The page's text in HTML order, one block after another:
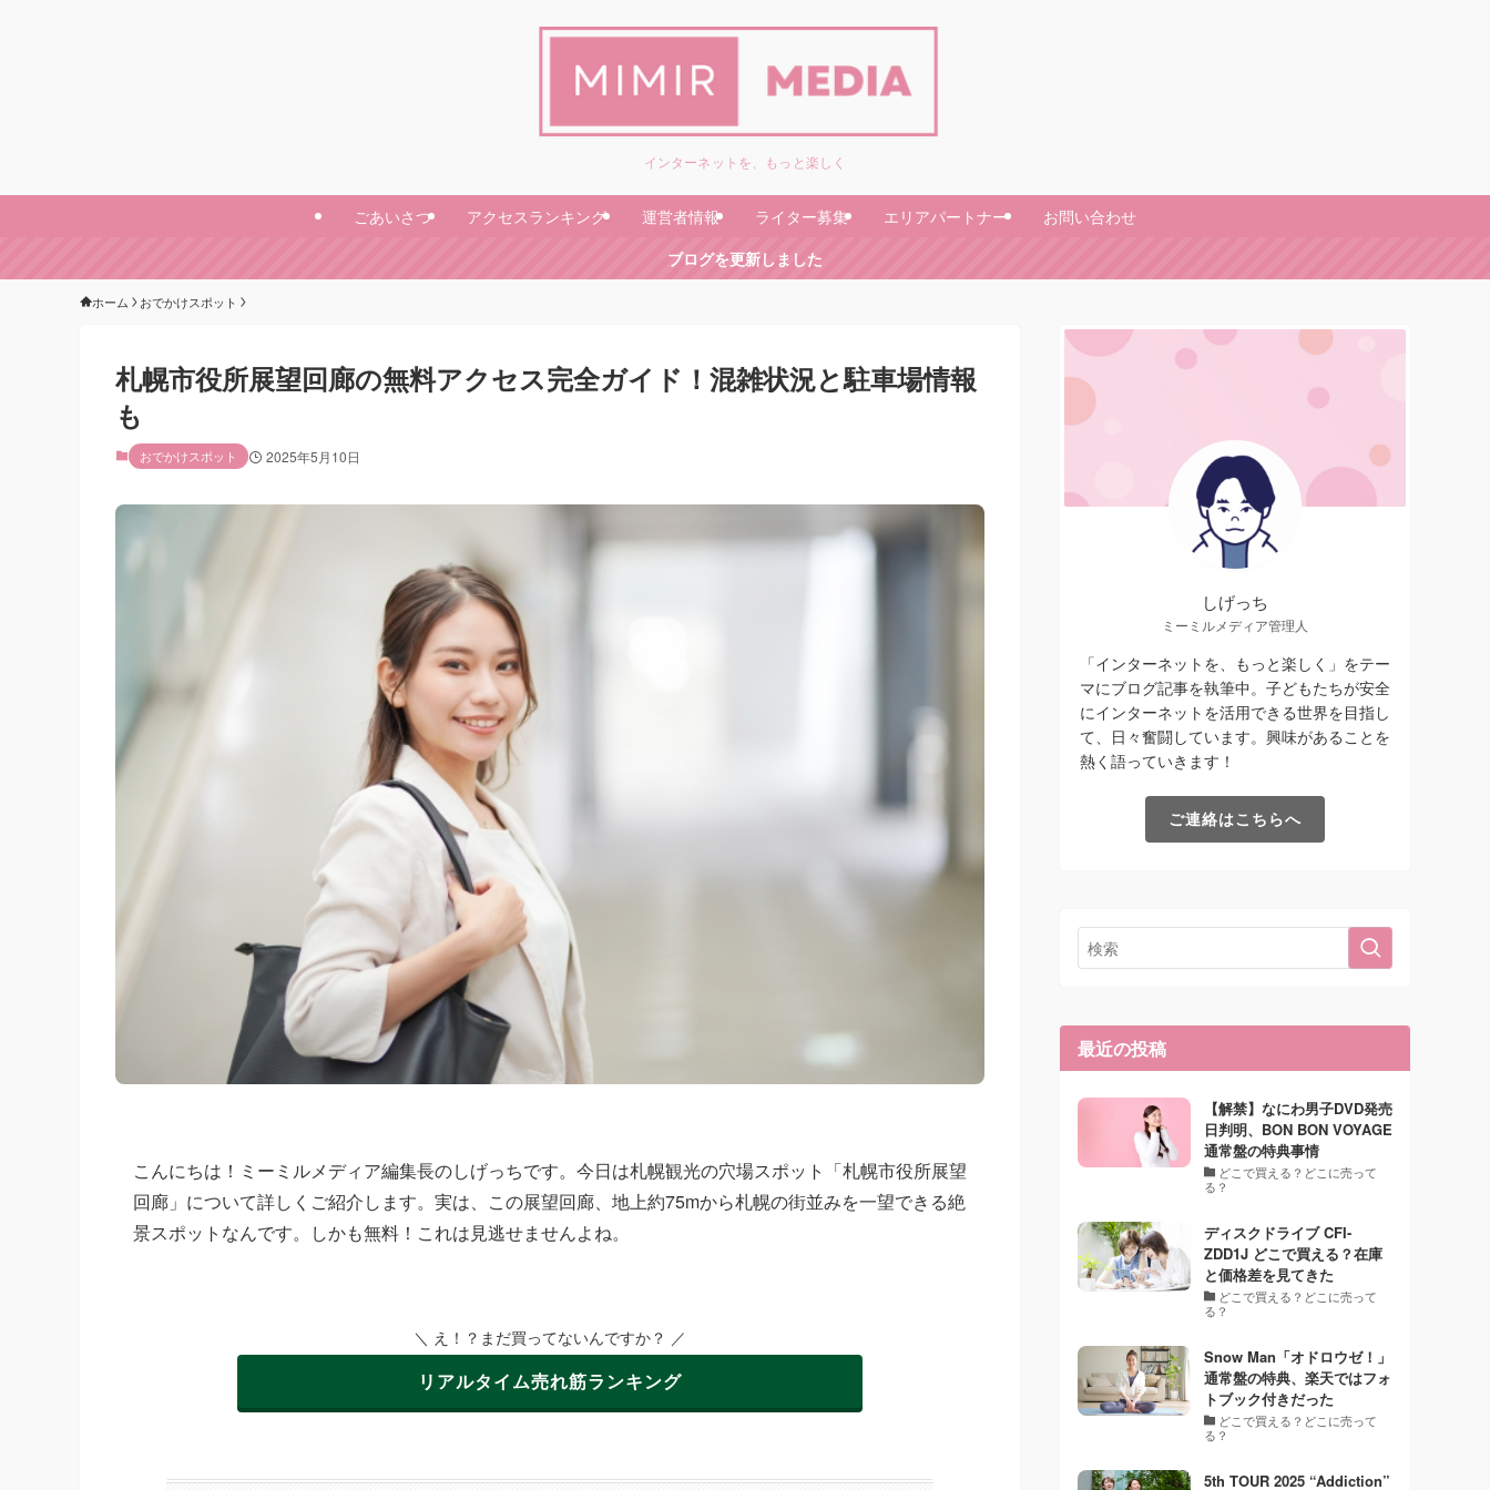
インターネットを、もっと楽しく
ごあいさつ アクセスランキング 運営者情報 ライター募集 エリアパートナー
お問い合わせ
ブログを更新しました
ホーム おでかけスポット
札幌市役所展望回廊の無料アクセス完全ガイド！混雑状況と駐車場情報
も
おでかけスポット 2025年5月10日
こんにちは！ミーミルメディア編集長のしげっちです。今日は札幌観光の穴場スポット「札幌市役所展望
回廊」について詳しくご紹介します。実は、この展望回廊、地上約75mから札幌の街並みを一望できる絶
景スポットなんです。しかも無料！これは見逃せませんよね。
＼ え！？まだ買ってないんですか？ ／
リアルタイム売れ筋ランキング
しげっち
ミーミルメディア管理人
「インターネットを、もっと楽しく」をテー
マにブログ記事を執筆中。子どもたちが安全
にインターネットを活用できる世界を目指し
て、日々奮闘しています。興味があることを
熱く語っていきます！
ご連絡はこちらへ
最近の投稿
【解禁】なにわ男子DVD発売
日判明、BON BON VOYAGE
通常盤の特典事情
どこで買える？どこに売って
る？
ディスクドライブ CFI-
ZDD1J どこで買える？在庫
と価格差を見てきた
どこで買える？どこに売って
る？
Snow Man「オドロウゼ！」
通常盤の特典、楽天ではフォ
トブック付きだった
どこで買える？どこに売って
る？
5th TOUR 2025 “Addiction”